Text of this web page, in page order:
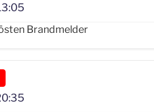
Brandmelder